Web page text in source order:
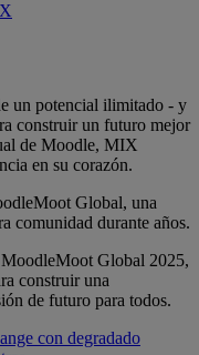
un potencial ilimitado - y
construir un futuro mejor
de Moodle, MIX
en su corazón.
Global, una
comunidad durante años.
Global 2025,
construir una
de futuro para todos.